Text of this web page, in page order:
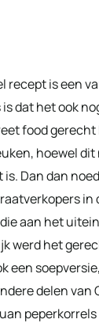
recept is een
dat het ook
food
hoewel dit
Dan dan
in
aan het
werd het
een
delen van